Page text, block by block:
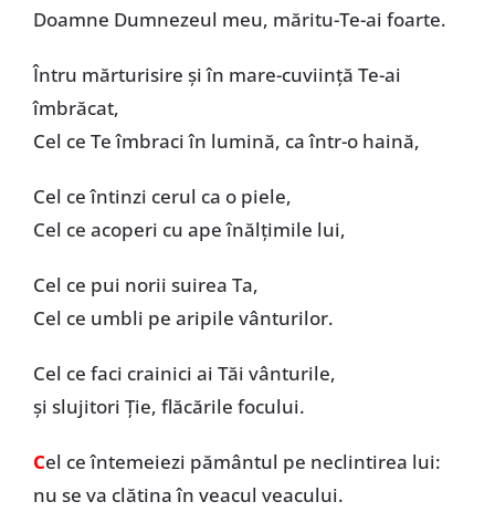
Doamne Dumnezeul meu, măritu-Te-ai foarte.
Întru mărturisire și în mare-cuviință Te-ai
îmbrăcat,
Cel ce Te îmbraci în lumină, ca într-o haină,
Cel ce întinzi cerul ca o piele,
Cel ce acoperi cu ape înălțimile lui,
Cel ce pui norii suirea Ta,
Cel ce umbli pe aripile vânturilor.
Cel ce faci crainici ai Tăi vânturile,
și slujitori Ție, flăcările focului.
Cel ce întemeiezi pământul pe neclintirea lui:
nu se va clătina în veacul veacului.